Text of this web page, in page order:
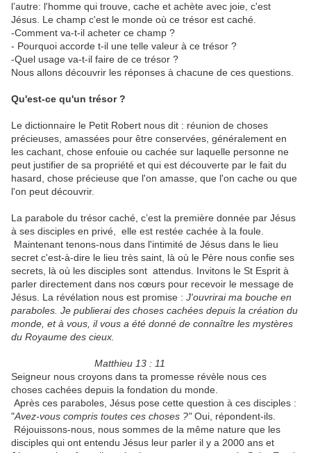
l’autre: l'homme qui trouve, cache et achète avec joie, c'est
Jésus. Le champ c'est le monde où ce trésor est caché.
-Comment va-t-il acheter ce champ ?
- Pourquoi accorde t-il une telle valeur à ce trésor ?
-Quel usage va-t-il faire de ce trésor ?
Nous allons découvrir les réponses à chacune de ces questions.
Qu'est-ce qu'un trésor ?
Le dictionnaire le Petit Robert nous dit : réunion de choses
précieuses, amassées pour être conservées, généralement en
les cachant, chose enfouie ou cachée sur laquelle personne ne
peut justifier de sa propriété et qui est découverte par le fait du
hasard, chose précieuse que l'on amasse, que l'on cache ou que
l'on peut découvrir.
La parabole du trésor caché, c’est la première donnée par Jésus
à ses disciples en privé, elle est restée cachée à la foule.
Maintenant tenons-nous dans l'intimité de Jésus dans le lieu
secret c'est-à-dire le lieu très saint, là où le Père nous confie ses
secrets, là où les disciples sont attendus. Invitons le St Esprit à
parler directement dans nos cœurs pour recevoir le message de
Jésus. La révélation nous est promise : J'ouvrirai ma bouche en
paraboles. Je publierai des choses cachées depuis la création du
monde, et à vous, il vous a été donné de connaître les mystères
du Royaume des cieux.
Matthieu 13 : 11
Seigneur nous croyons dans ta promesse révèle nous ces
choses cachées depuis la fondation du monde.
Après ces paraboles, Jésus pose cette question à ces disciples :
"Avez-vous compris toutes ces choses ?"Oui, répondent-ils.
Réjouissons-nous, nous sommes de la même nature que les
disciples qui ont entendu Jésus leur parler il y a 2000 ans et